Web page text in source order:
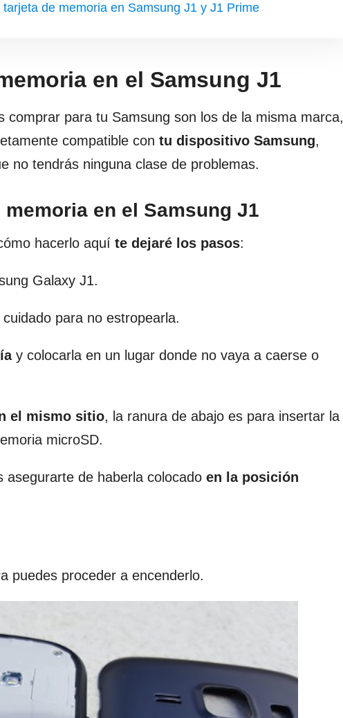
de memoria en Samsung J1 y J1 Prime
en el Samsung J1
para tu Samsung son los de la misma marca,
compatible con tu dispositivo Samsung,
no tendrás ninguna clase de problemas.
en el Samsung J1
hacerlo aquí te dejaré los pasos:
Galaxy J1.
para no estropearla.
y colocarla en un lugar donde no vaya a caerse o
el mismo sitio, la ranura de abajo es para insertar la
microSD.
de haberla colocado en la posición
puedes proceder a encenderlo.